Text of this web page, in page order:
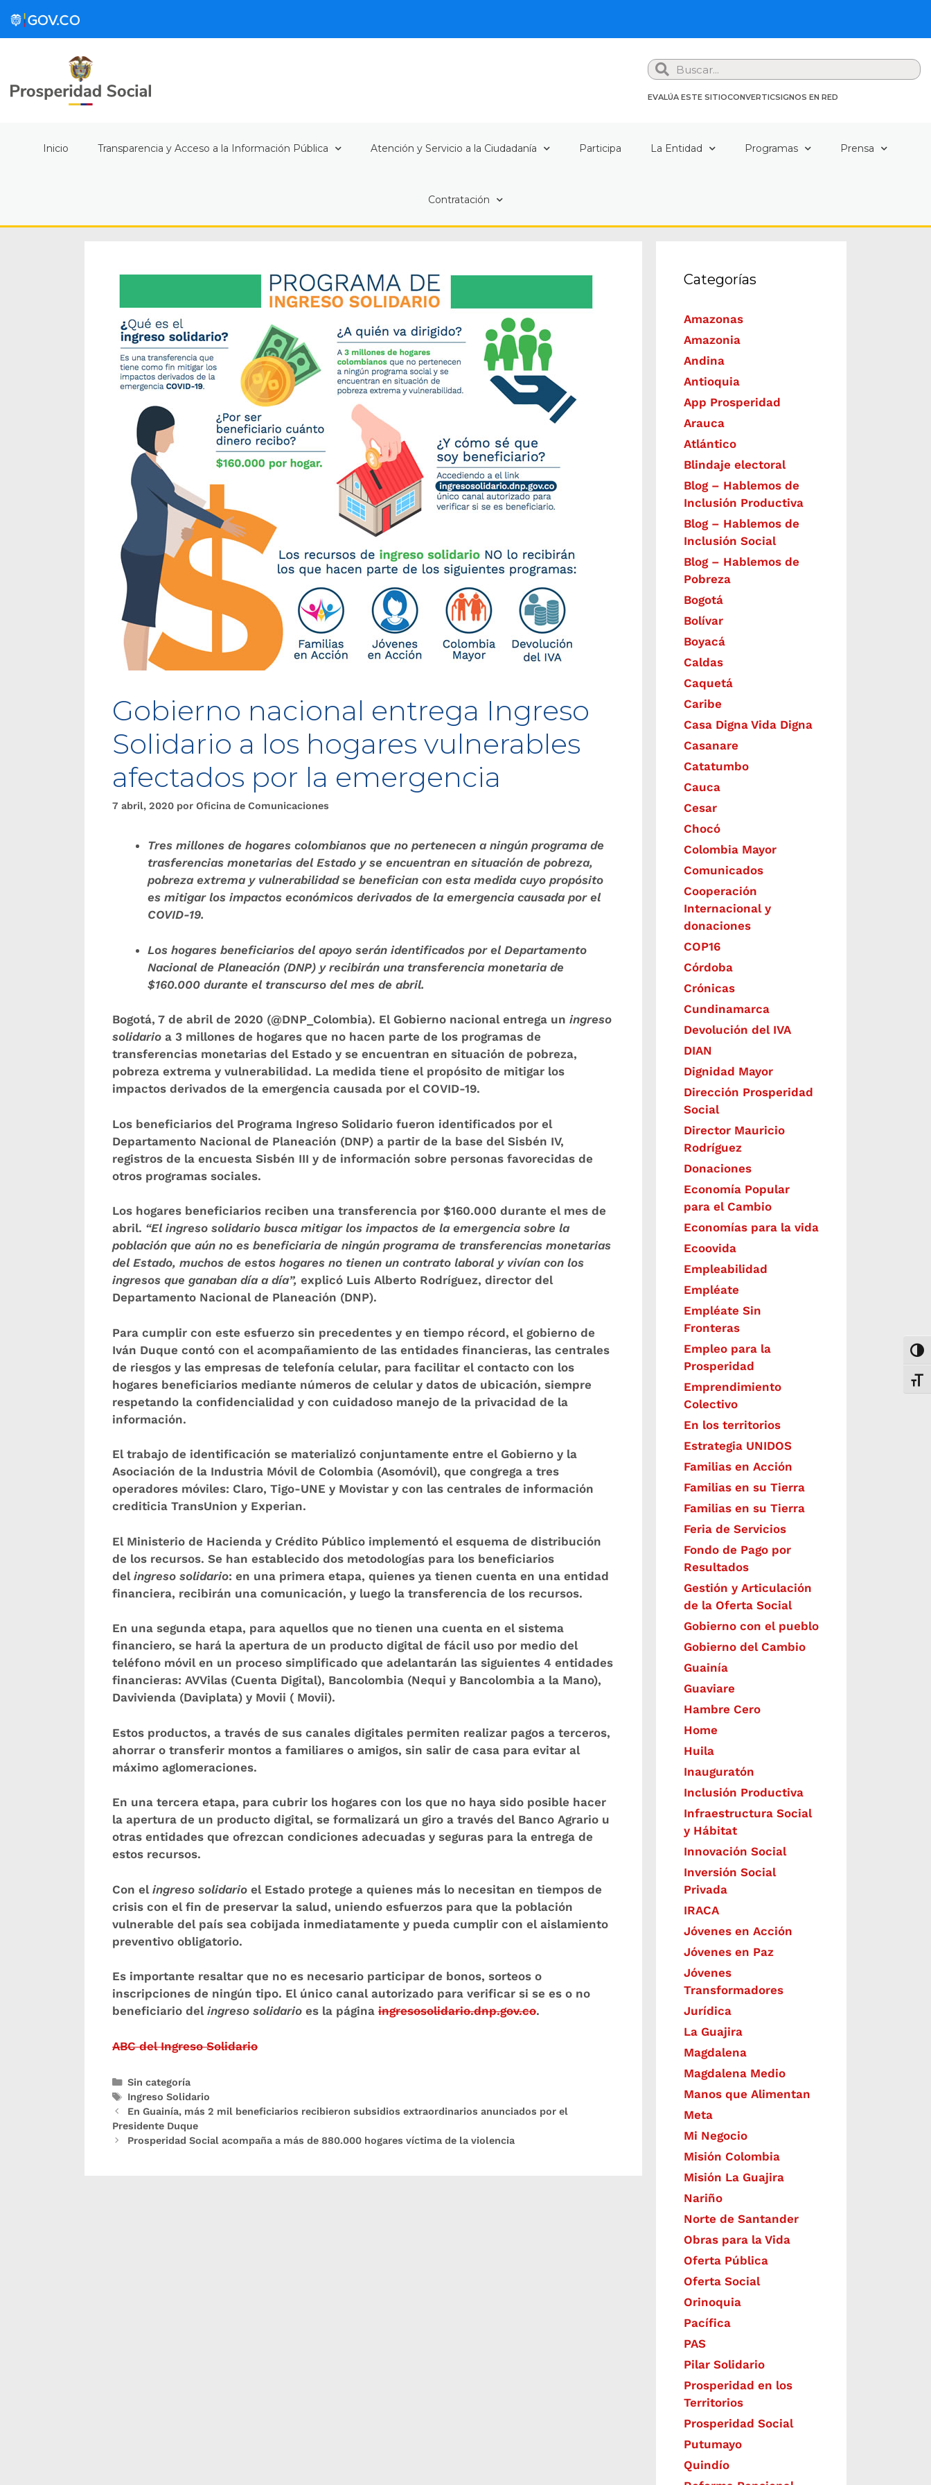
Search
EVALÚA ESTE SITIOCONVERTICSIGNOS EN RED
Inicio Transparencia y Acceso a la Información Pública Atención y Servicio a la Ciudadanía Participa La Entidad Programas Prensa
Contratación
Gobierno nacional entrega Ingreso
Solidario a los hogares vulnerables
afectados por la emergencia
7 abril, 2020 por Oficina de Comunicaciones
Tres millones de hogares colombianos que no pertenecen a ningún programa de
trasferencias monetarias del Estado y se encuentran en situación de pobreza,
pobreza extrema y vulnerabilidad se benefician con esta medida cuyo propósito
es mitigar los impactos económicos derivados de la emergencia causada por el
COVID-19.
Los hogares beneficiarios del apoyo serán identificados por el Departamento
Nacional de Planeación (DNP) y recibirán una transferencia monetaria de
$160.000 durante el transcurso del mes de abril.
Bogotá, 7 de abril de 2020 (@DNP_Colombia). El Gobierno nacional entrega un ingreso
solidario a 3 millones de hogares que no hacen parte de los programas de
transferencias monetarias del Estado y se encuentran en situación de pobreza,
pobreza extrema y vulnerabilidad. La medida tiene el propósito de mitigar los
impactos derivados de la emergencia causada por el COVID-19.
Los beneficiarios del Programa Ingreso Solidario fueron identificados por el
Departamento Nacional de Planeación (DNP) a partir de la base del Sisbén IV,
registros de la encuesta Sisbén III y de información sobre personas favorecidas de
otros programas sociales.
Los hogares beneficiarios reciben una transferencia por $160.000 durante el mes de
abril. “El ingreso solidario busca mitigar los impactos de la emergencia sobre la
población que aún no es beneficiaria de ningún programa de transferencias monetarias
del Estado, muchos de estos hogares no tienen un contrato laboral y vivían con los
ingresos que ganaban día a día”, explicó Luis Alberto Rodríguez, director del
Departamento Nacional de Planeación (DNP).
Para cumplir con este esfuerzo sin precedentes y en tiempo récord, el gobierno de
Iván Duque contó con el acompañamiento de las entidades financieras, las centrales
de riesgos y las empresas de telefonía celular, para facilitar el contacto con los
hogares beneficiarios mediante números de celular y datos de ubicación, siempre
respetando la confidencialidad y con cuidadoso manejo de la privacidad de la
información.
El trabajo de identificación se materializó conjuntamente entre el Gobierno y la
Asociación de la Industria Móvil de Colombia (Asomóvil), que congrega a tres
operadores móviles: Claro, Tigo-UNE y Movistar y con las centrales de información
crediticia TransUnion y Experian.
El Ministerio de Hacienda y Crédito Público implementó el esquema de distribución
de los recursos. Se han establecido dos metodologías para los beneficiarios
del ingreso solidario: en una primera etapa, quienes ya tienen cuenta en una entidad
financiera, recibirán una comunicación, y luego la transferencia de los recursos.
En una segunda etapa, para aquellos que no tienen una cuenta en el sistema
financiero, se hará la apertura de un producto digital de fácil uso por medio del
teléfono móvil en un proceso simplificado que adelantarán las siguientes 4 entidades
financieras: AVVilas (Cuenta Digital), Bancolombia (Nequi y Bancolombia a la Mano),
Davivienda (Daviplata) y Movii ( Movii).
Estos productos, a través de sus canales digitales permiten realizar pagos a terceros,
ahorrar o transferir montos a familiares o amigos, sin salir de casa para evitar al
máximo aglomeraciones.
En una tercera etapa, para cubrir los hogares con los que no haya sido posible hacer
la apertura de un producto digital, se formalizará un giro a través del Banco Agrario u
otras entidades que ofrezcan condiciones adecuadas y seguras para la entrega de
estos recursos.
Con el ingreso solidario el Estado protege a quienes más lo necesitan en tiempos de
crisis con el fin de preservar la salud, uniendo esfuerzos para que la población
vulnerable del país sea cobijada inmediatamente y pueda cumplir con el aislamiento
preventivo obligatorio.
Es importante resaltar que no es necesario participar de bonos, sorteos o
inscripciones de ningún tipo. El único canal autorizado para verificar si se es o no
beneficiario del ingreso solidario es la página ingresosolidario.dnp.gov.co.
ABC del Ingreso Solidario
Sin categoría
Ingreso Solidario
En Guainía, más 2 mil benefic​​iarios recibieron subsidios extraordina​​​rios anunciados por el
Presidente Duque
Prosperidad Social acompaña a más de 880.000 hogares víctima de la violencia
Categorías
Amazonas
Amazonia
Andina
Antioquia
App Prosperidad
Arauca
Atlántico
Blindaje electoral
Blog – Hablemos de
Inclusión Productiva
Blog – Hablemos de
Inclusión Social
Blog – Hablemos de
Pobreza
Bogotá
Bolívar
Boyacá
Caldas
Caquetá
Caribe
Casa Digna Vida Digna
Casanare
Catatumbo
Cauca
Cesar
Chocó
Colombia Mayor
Comunicados
Cooperación
Internacional y
donaciones
COP16
Córdoba
Crónicas
Cundinamarca
Devolución del IVA
DIAN
Dignidad Mayor
Dirección Prosperidad
Social
Director Mauricio
Rodríguez
Donaciones
Economía Popular
para el Cambio
Economías para la vida
Ecoovida
Empleabilidad
Empléate
Empléate Sin
Fronteras
Empleo para la
Prosperidad
Emprendimiento
Colectivo
En los territorios
Estrategia UNIDOS
Familias en Acción
Familias en su Tierra
Familias en su Tierra
Feria de Servicios
Fondo de Pago por
Resultados
Gestión y Articulación
de la Oferta Social
Gobierno con el pueblo
Gobierno del Cambio
Guainía
Guaviare
Hambre Cero
Home
Huila
Inauguratón
Inclusión Productiva
Infraestructura Social
y Hábitat
​Innovación Social
Inversión Social
Privada
IRACA
Jóvenes en Acción
Jóvenes en Paz
Jóvenes
Transformadores
Jurídica
La Guajira
Magdalena
Magdalena Medio
Manos que Alimentan
Meta
Mi Negocio
Misión Colombia
Misión La Guajira
Nariño
Norte de Santander
Obras para la Vida
Oferta Pública
Oferta Social​​
Orinoquia
Pacífica
PAS
Pilar Solidario
Prosperidad en los
Territorios
Prosperidad Social
Putumayo
Quindío